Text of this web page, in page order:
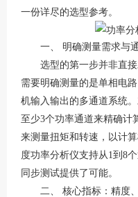
一份详尽的选型参考。
一、
明确测量需求与
选型的第一步并非直
需要明确测量的是单相电
机输入输出的多通道系统
至少3个功率通道来精确计
来测量扭矩和转速，以计
度功率分析仪支持从1到8
同步测试提供了可能。
二、
核心指标：精度